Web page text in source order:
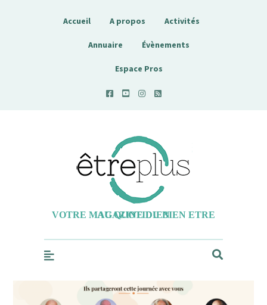
Accueil A propos Activités
Annuaire Évènements
Espace Pros
Etreplus
VOTRE MAGAZINE DU BIEN ETRE AU QUOTIDIEN